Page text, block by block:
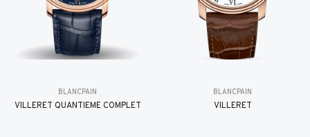
BLANCPAIN
VILLERET QUANTIÈME COMPLET
BLANCPAIN
VILLERET